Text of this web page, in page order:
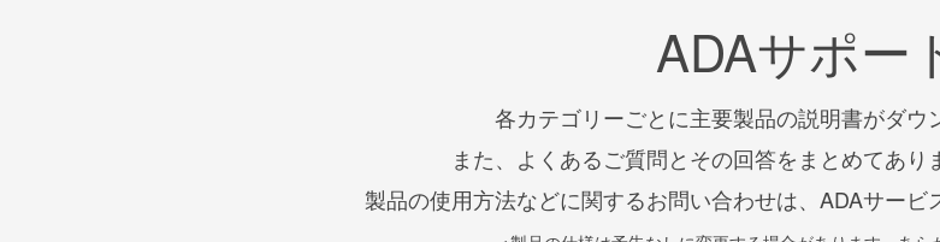
ADAサポー
各カテゴリーごとに主要製品の説明書がダウ
また、よくあるご質問とその回答をまとめてあり
製品の使用方法などに関するお問い合わせは、ADAサービ